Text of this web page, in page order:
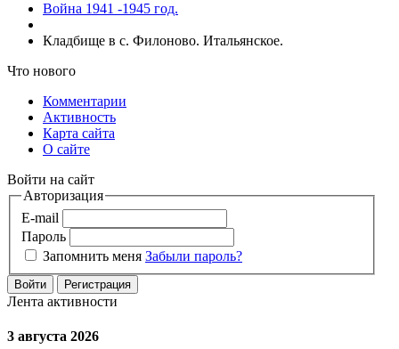
Война 1941 -1945 год.
Кладбище в с. Филоново. Итальянское.
Что нового
Комментарии
Активность
Карта сайта
О сайте
Войти на сайт
Авторизация
E-mail
Пароль
Запомнить меня Забыли пароль?
Войти Регистрация
Лента активности
3 августа 2026